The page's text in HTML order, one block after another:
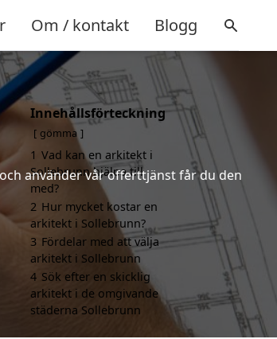
Om / kontakt Blogg
använder vår offerttjänst får du den
Innehållsförteckning
gömma
1 Vad kan en arkitekt i
Sollebrunn hjälpa till
med?
2 Hur mycket kostar en
arkitekt i Sollebrunn?
3 Fördelar med att välja
arkitekt i Sollebrunn
4 Sök efter en skicklig
arkitekt i de omgivande
städerna Sollebrunn